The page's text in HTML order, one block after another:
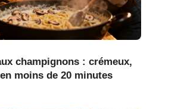
champignons : crémeux,
moins de 20 minutes